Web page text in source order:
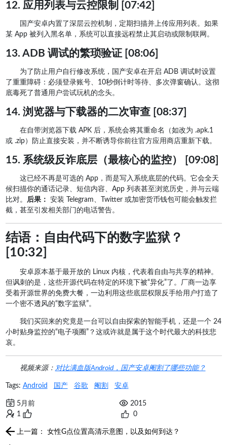
12. 应用列表与云控限制 [07:42]
国产安卓内置了深层云控机制，定期扫描并上传应用列表。如果
某 App 被列入黑名单，系统可以直接远程禁止其启动或限制联网。
13. ADB 调试的繁琐验证 [08:06]
为了防止用户自行修改系统，国产安卓在开启 ADB 调试时设置
了重重障碍：必须登录账号、10秒倒计时等待、多次弹窗确认。这彻
底毒死了普通用户尝试玩机的念头。
14. 浏览器与下载器的二次审查 [08:37]
在自带浏览器下载 APK 后，系统会将其重命名（如改为 .apk.1
或 .zip）防止直接安装，并不断诱导你前往官方应用商店重新下载。
15. 系统级反诈底层（最核心的监控） [09:08]
这已经不再是可选的 App，而是写入系统底层的代码。它会全天
候扫描你的通话记录、短信内容、App 列表甚至浏览历史，并与云端
比对。
后果：
安装 Telegram、Twitter 或加密货币钱包可能会触发拦
截，甚至引发相关部门的电话警告。
结语：自由代码下的数字监狱？
[10:32]
安卓原本基于最开放的 Linux 内核，代表着自由与共享的精神。
但讽刺的是，这些开源代码在特定的环境下被“异化”了。厂商一边享
受着开源世界的免费大餐，一边利用这些底层权限反手给用户打造了
一个密不透风的“数字监狱”。
我们买回来的究竟是一台可以自由探索的智能手机，还是一个 24
小时贴身监控的“电子项圈”？这或许就是属于这个时代最大的科技悲
哀。
视频来源： 对比满血版Android，国产安卓阉割了哪些功能？
Tags: Android 国产 谷歌 阉割 安卓
5月前
2015
1
0
上一篇： 女性G点位置高清示意图，以及如何到达？